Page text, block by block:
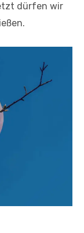
dürfen wir